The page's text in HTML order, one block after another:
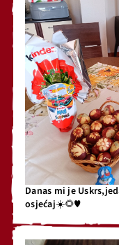
Danas mi je
osjećaj☀️🌻♥️